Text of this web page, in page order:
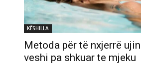
KËSHILLA
Metoda për të nxjerrë
veshi pa shkuar te mjeku